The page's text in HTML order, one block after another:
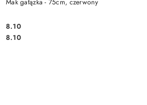
Cena:
8.10
Cena:
8.10